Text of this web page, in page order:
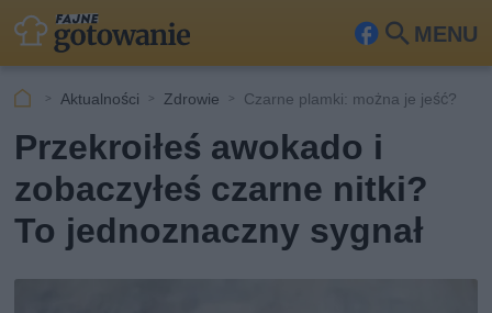
MENU
Fa
ook
Szu
Aktualności Zdrowie Czarne plamki: można je jeść?
Przekroiłeś awokado i
zobaczyłeś czarne nitki?
To jednoznaczny sygnał